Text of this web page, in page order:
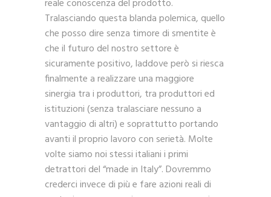
reale conoscenza del prodotto.
Tralasciando questa blanda polemica, quello
che posso dire senza timore di smentite è
che il futuro del nostro settore è
sicuramente positivo, laddove però si riesca
finalmente a realizzare una maggiore
sinergia tra i produttori, tra produttori ed
istituzioni (senza tralasciare nessuno a
vantaggio di altri) e soprattutto portando
avanti il proprio lavoro con serietà. Molte
volte siamo noi stessi italiani i primi
detrattori del “made in Italy”. Dovremmo
crederci invece di più e fare azioni reali di